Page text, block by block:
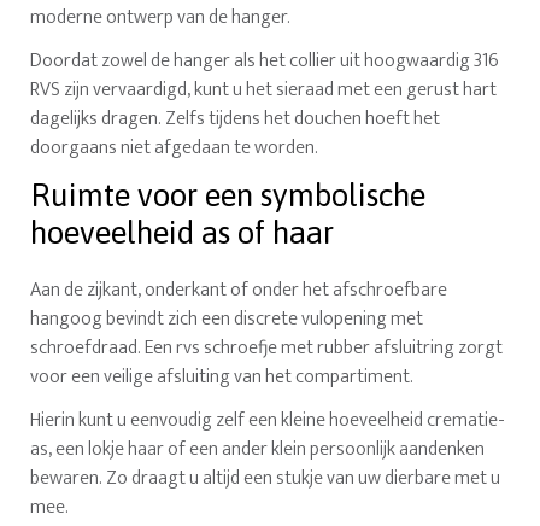
moderne ontwerp van de hanger.
Doordat zowel de hanger als het collier uit hoogwaardig 316
RVS zijn vervaardigd, kunt u het sieraad met een gerust hart
dagelijks dragen. Zelfs tijdens het douchen hoeft het
doorgaans niet afgedaan te worden.
Ruimte voor een symbolische
hoeveelheid as of haar
Aan de zijkant, onderkant of onder het afschroefbare
hangoog bevindt zich een discrete vulopening met
schroefdraad. Een rvs schroefje met rubber afsluitring zorgt
voor een veilige afsluiting van het compartiment.
Hierin kunt u eenvoudig zelf een kleine hoeveelheid crematie-
as, een lokje haar of een ander klein persoonlijk aandenken
bewaren. Zo draagt u altijd een stukje van uw dierbare met u
mee.